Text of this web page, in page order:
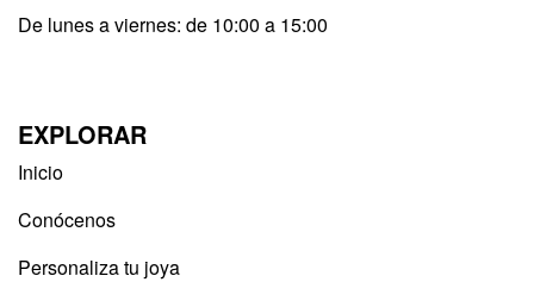
De lunes a viernes: de 10:00 a 15:00
EXPLORAR
Inicio
Conócenos
Personaliza tu joya